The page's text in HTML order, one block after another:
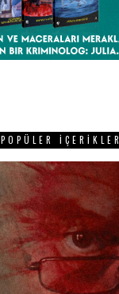
POPÜLER İÇERIKLER